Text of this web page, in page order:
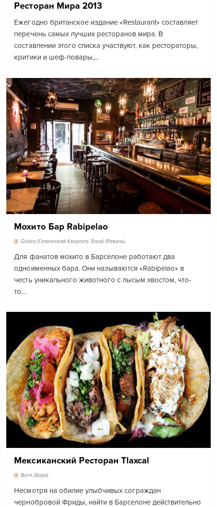
Ресторан Мира 2013
Ежегодно британское издание «Restaurant» составляет
перечень самых лучших ресторанов мира. В
составлении этого списка участвуют, как рестораторы,
критики и шеф-повары,…
Мохито Бар Rabipelao
Gotico (Готический Квартал) Raval (Раваль)
Для фанатов мохито в Барселоне работают два
одноименных бара. Они называются «Rabipelao» в
честь уникального животного с лысым хвостом, что-
то…
Мексиканский Ресторан Tlaxcal
Born (Борн)
Несмотря на обилие улыбчивых сограждан
чернобровой Фриды, найти в Барселоне действительно